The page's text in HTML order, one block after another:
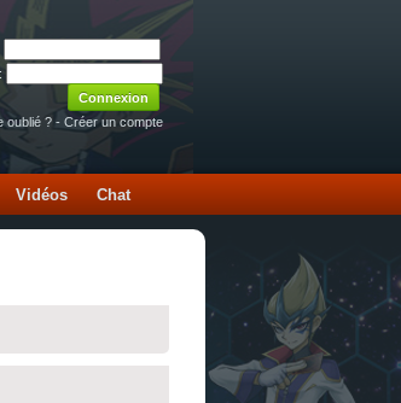
oublié ? - Créer un compte
Vidéos Chat